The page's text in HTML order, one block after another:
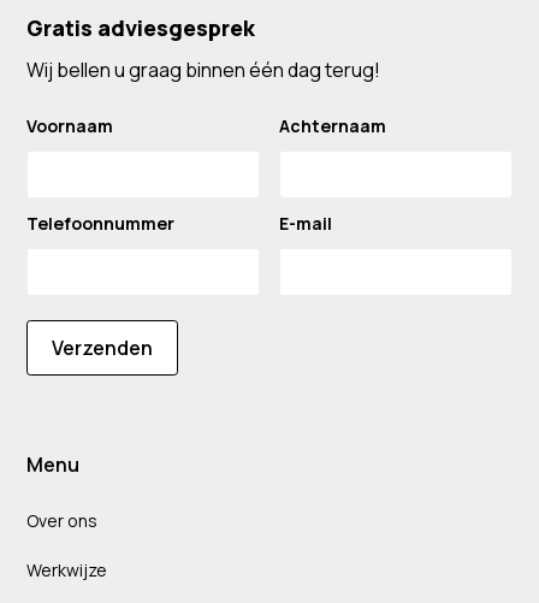
Gratis adviesgesprek
Wij bellen u graag binnen één dag terug!
Voornaam Achternaam
Telefoonnummer E-mail
Verzenden
Menu
Over ons
Werkwijze